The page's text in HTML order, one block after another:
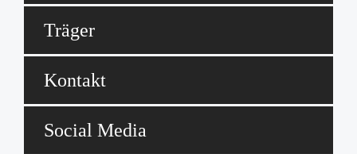
Träger
Kontakt
Social Media